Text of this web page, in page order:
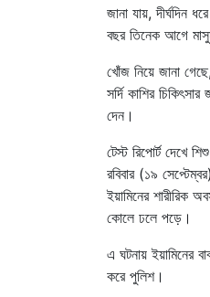
জানা যায়, দীর্ঘদিন
বছর তিনেক আগে
খোঁজ নিয়ে জানা
সর্দি কাশির
দেন।
টেস্ট রিপোর্ট দেখে
রবিবার (১৯
ইয়ামিনের শারীরিক
কোলে ঢলে পড়ে।
এ ঘটনায় ইয়ামিনের
করে পুলিশ।